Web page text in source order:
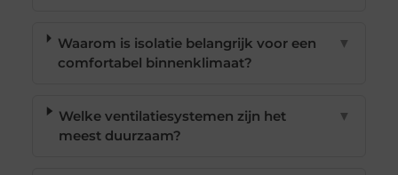
Waarom is isolatie belangrijk voor een
comfortabel binnenklimaat?
▼
Welke ventilatiesystemen zijn het
meest duurzaam?
▼